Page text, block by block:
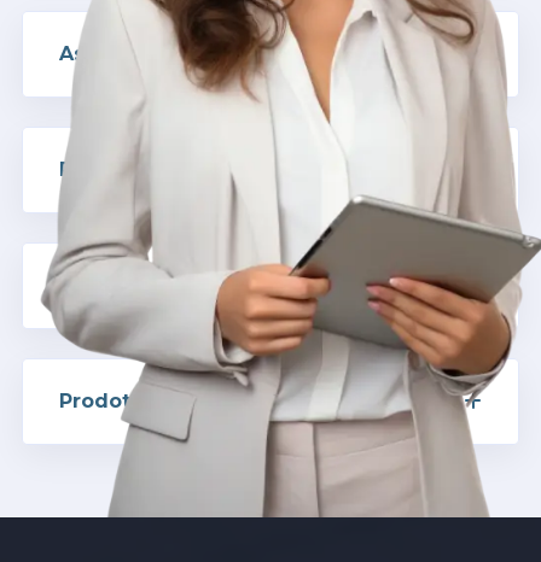
Assistenza Stradale H24 - 365/365
Riparazioni e Tempi di Risposta Rapidi
Servizi di Mobilità Aggiuntivi
Prodotti su Misura